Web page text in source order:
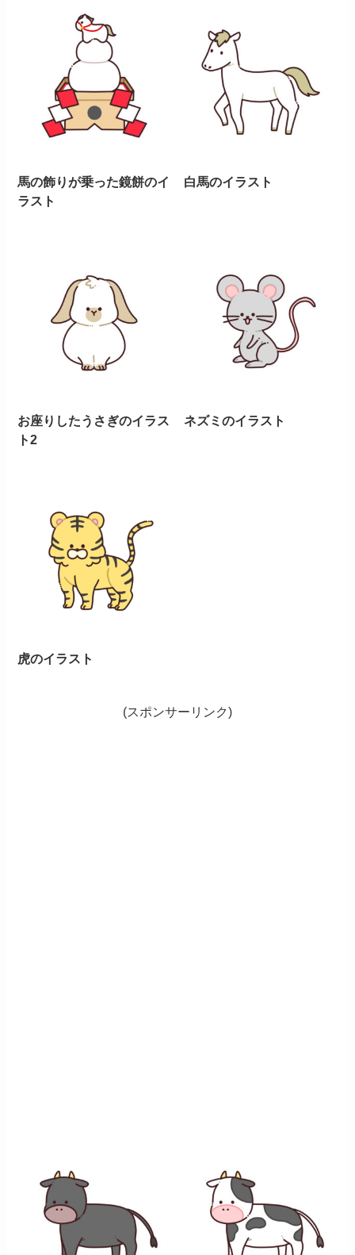
馬の飾りが乗った鏡餅のイ
ラスト
白馬のイラスト
お座りしたうさぎのイラス
ト2
ネズミのイラスト
虎のイラスト
(スポンサーリンク)